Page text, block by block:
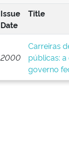
Issue
Date
Title
2000
Carreiras
públicas:
governo